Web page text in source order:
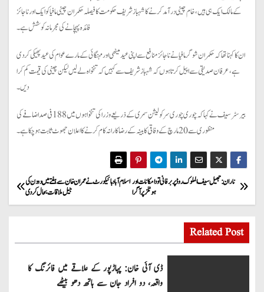
کے مالک ایک ہی ہیں، خام چینی درآمد کرنے کا شہباز شریف حکومت کا فیصلہ حکمران چینی مافیا کو ایک اور ناجائز
فائدہ پہچانے کی مجرمانہ کوشش ہے۔
ان کا کہنا تھا کہ حکمران شوگر مافیا نے ناجائز منافع سے اپنی عید میٹھی اور مہنگائی کے مارے عوام کی عید پھیکی کر دی
ہے، عرفان صدیقی سے اپیل کرتا ہوں کہ شہباز شریف سے کہیں کہ تنخواہ لے لیں لیکن چینی کی قیمت کم کرا
دیں۔
بیرسٹر سیف نے کہا کہ چوری چوری سرکولیشن سمری کے ذریعے وزرا کی تنخواہوں میں 188 فی صد اضافے کی
منظوری سے 20 مارچ کے وفاقی کابینہ کے رضاکارانہ کام کرنے کا اعلان جھوٹ ثابت ہو چکا ہے۔
P
o
s
t
اسلام آباد ہائیکورٹ نے عمران خان سے ہفتے میں دو دن کی
جیل ملاقات بحال کر دی
ناران: جھیل سیف الملوک روڈ پر برفانی تودا مکانات اور
ہوٹلز پر آ گرا
Related Post
ڈی آئی خان: پہاڑپور کے علاقے میں فائرنگ کا
واقعہ، دو افراد جان سے ہاتھ دھو بیٹھے